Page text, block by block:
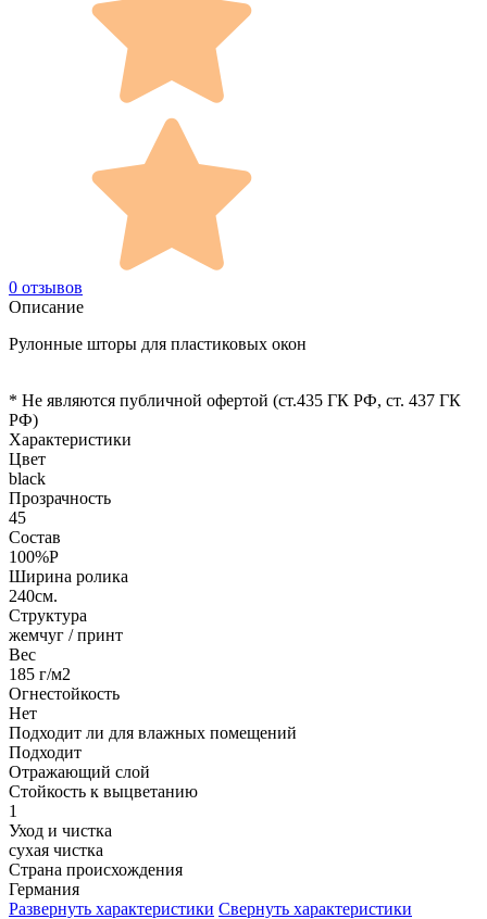
0 отзывов
Описание
Рулонные шторы для пластиковых окон
* Не являются публичной офертой (ст.435 ГК РФ, cт. 437 ГК
РФ)
Характеристики
Цвет
black
Прозрачность
45
Состав
100%P
Ширина ролика
240см.
Структура
жемчуг / принт
Вес
185 г/м2
Огнестойкость
Нет
Подходит ли для влажных помещений
Подходит
Отражающий слой
Стойкость к выцветанию
1
Уход и чистка
сухая чистка
Страна происхождения
Германия
Развернуть характеристики Свернуть характеристики